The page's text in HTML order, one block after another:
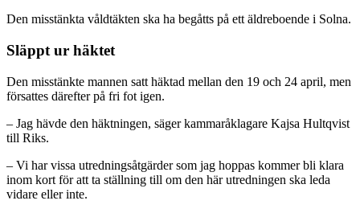
Den misstänkta våldtäkten ska ha begåtts på ett äldreboende i Solna.
Släppt ur häktet
Den misstänkte mannen satt häktad mellan den 19 och 24 april, men
försattes därefter på fri fot igen.
– Jag hävde den häktningen, säger kammaråklagare Kajsa Hultqvist
till Riks.
– Vi har vissa utredningsåtgärder som jag hoppas kommer bli klara
inom kort för att ta ställning till om den här utredningen ska leda
vidare eller inte.